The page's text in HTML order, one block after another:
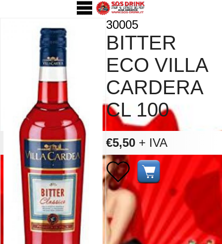
30005
BITTER
ECO VILLA
CARDERA
CL 100
€5,50 + IVA